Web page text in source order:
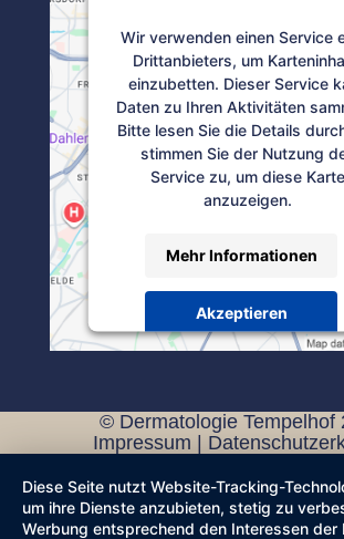
Wir verwenden einen Service
Drittanbieters, um
einzubetten. Dieser Service
Daten zu Ihren Aktivitäten
Bitte lesen Sie die Details
stimmen Sie der Nutzung
Service zu, um diese Karte
anzuzeigen.
Mehr Informationen
Akzeptieren
Powered byUsercentrics
© Dermatologie Tempelhof
Impressum |
Diese Seite nutzt Website-Tracking-
um ihre Dienste anzubieten, stetig zu
Werbung entsprechend den Interessen der